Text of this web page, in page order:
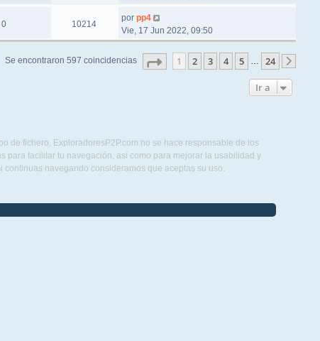
0 10214
por pp4
Vie, 17 Jun 2022, 09:50
Se encontraron 597 coincidencias Página1 de 24
1 2 3 4 5 … 24
Ir a
de fichero. ExploradoresP2P.com no se hace responsable de los
para facilitar tu navegación, así como para mejorar la usabilidad y
navegando consideramos que aceptas su uso.